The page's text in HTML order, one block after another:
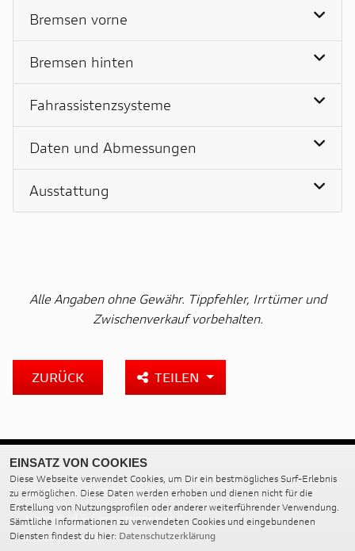
Bremsen vorne
Bremsen hinten
Fahrassistenzsysteme
Daten und Abmessungen
Ausstattung
Alle Angaben ohne Gewähr. Tippfehler, Irrtümer und
Zwischenverkauf vorbehalten.
ZURÜCK TEILEN
TEAM WAHLERS GMBH
Hoopsfeld 5 / Industriegebiet II
27383 Scheeßel
EINSATZ VON COOKIES
Diese Webseite verwendet Cookies, um Dir ein bestmögliches Surf-Erlebnis
zu ermöglichen. Diese Daten werden erhoben und dienen nicht für die
Erstellung von Nutzungsprofilen oder anderer weiterführender Verwendung.
Sämtliche Informationen zu verwendeten Cookies und eingebundenen
Diensten findest du hier: Datenschutzerklärung